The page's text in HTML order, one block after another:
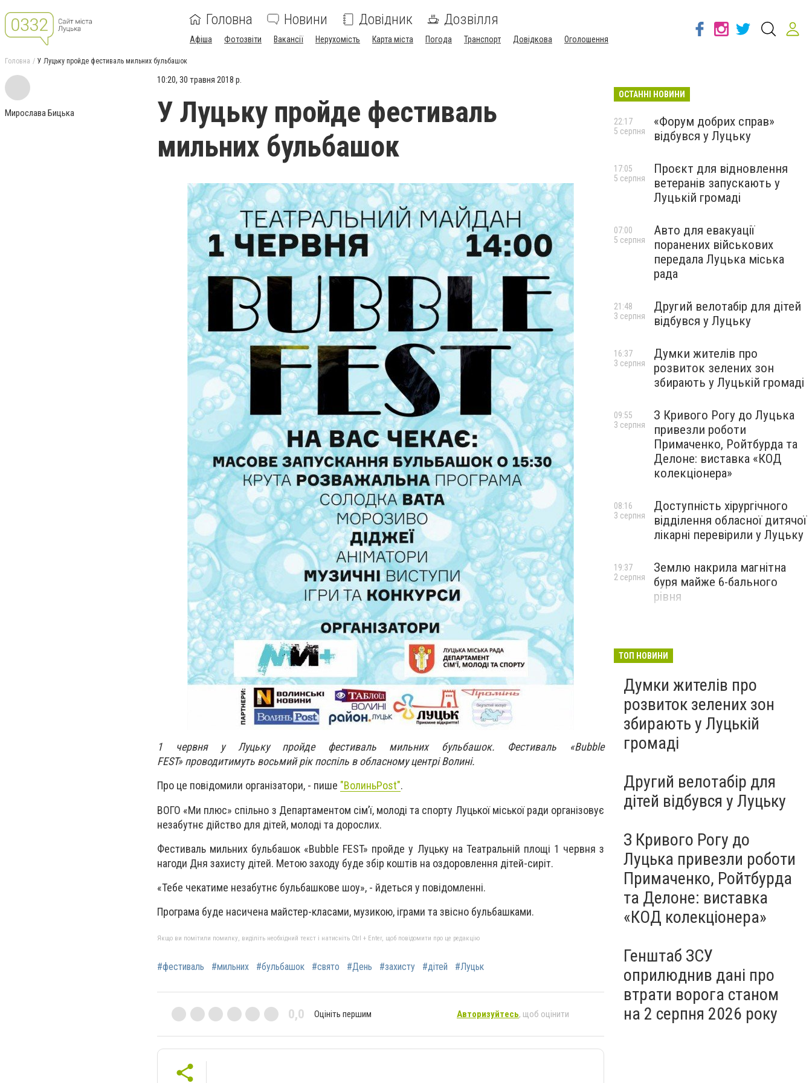
Головна Новини Довідник Дозвілля
Афіша Фотозвіти Вакансії Нерухомість Карта міста Погода Транспорт Довідкова Оголошення
Головна У Луцьку пройде фестиваль мильних бульбашок
Мирослава Бицька
10:20, 30 травня 2018 р.
У Луцьку пройде фестиваль
мильних бульбашок
1 червня у Луцьку пройде фестиваль мильних бульбашок. Фестиваль «Bubble
FEST» проводитимуть восьмий рік поспіль в обласному центрі Волині.
Про це повідомили організатори, - пише "ВолиньPost".
ВОГО «Ми плюс» спільно з Департаментом сім’ї, молоді та спорту Луцької міської ради організовує
незабутнє дійство для дітей, молоді та дорослих.
Фестиваль мильних бульбашок «Bubble FEST» пройде у Луцьку на Театральній площі 1 червня з
нагоди Дня захисту дітей. Метою заходу буде збір коштів на оздоровлення дітей-сиріт.
«Тебе чекатиме незабутнє бульбашкове шоу», - йдеться у повідомленні.
Програма буде насичена майстер-класами, музикою, іграми та звісно бульбашками.
Якщо ви помітили помилку, виділіть необхідний текст і натисніть Ctrl + Enter, щоб повідомити про це редакцію
#фестиваль #мильних #бульбашок #свято #День #захисту #дітей #Луцьк
0,0 Оцініть першим Авторизуйтесь, щоб оцінити
ОСТАННІ НОВИНИ
«Форум добрих справ»
відбувся у Луцьку
22:17
5 серпня
Проєкт для відновлення
ветеранів запускають у
Луцькій громаді
17:05
5 серпня
Авто для евакуації
поранених військових
передала Луцька міська
рада
07:00
5 серпня
Другий велотабір для дітей
відбувся у Луцьку
21:48
3 серпня
Думки жителів про
розвиток зелених зон
збирають у Луцькій громаді
16:37
3 серпня
З Кривого Рогу до Луцька
привезли роботи
Примаченко, Ройтбурда та
Делоне: виставка «КОД
колекціонера»
09:55
3 серпня
Доступність хірургічного
відділення обласної дитячої
лікарні перевірили у Луцьку
08:16
3 серпня
Землю накрила магнітна
буря майже 6-бального
рівня
19:37
2 серпня
ТОП НОВИНИ
Думки жителів про
розвиток зелених зон
збирають у Луцькій
громаді
Другий велотабір для
дітей відбувся у Луцьку
З Кривого Рогу до
Луцька привезли роботи
Примаченко, Ройтбурда
та Делоне: виставка
«КОД колекціонера»
Генштаб ЗСУ
оприлюднив дані про
втрати ворога станом
на 2 серпня 2026 року